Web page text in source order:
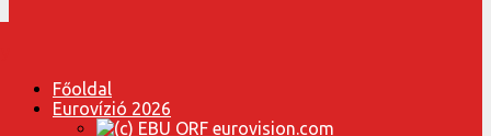
Főoldal
Eurovízió 2026